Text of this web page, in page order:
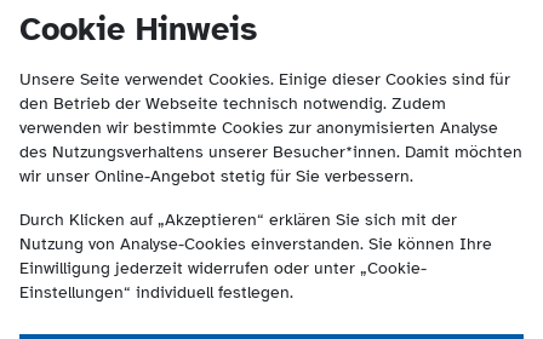
Cookie Hinweis
Unsere Seite verwendet Cookies. Einige dieser Cookies sind für
den Betrieb der Webseite technisch notwendig. Zudem
verwenden wir bestimmte Cookies zur anonymisierten Analyse
des Nutzungsverhaltens unserer Besucher*innen. Damit möchten
wir unser Online-Angebot stetig für Sie verbessern.
Durch Klicken auf „Akzeptieren“ erklären Sie sich mit der
Nutzung von Analyse-Cookies einverstanden. Sie können Ihre
Einwilligung jederzeit widerrufen oder unter „Cookie-
Einstellungen“ individuell festlegen.
springen
(Kontakt und Suche) springen.